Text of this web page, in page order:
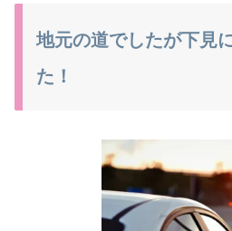
地元の道でしたが下見
た！